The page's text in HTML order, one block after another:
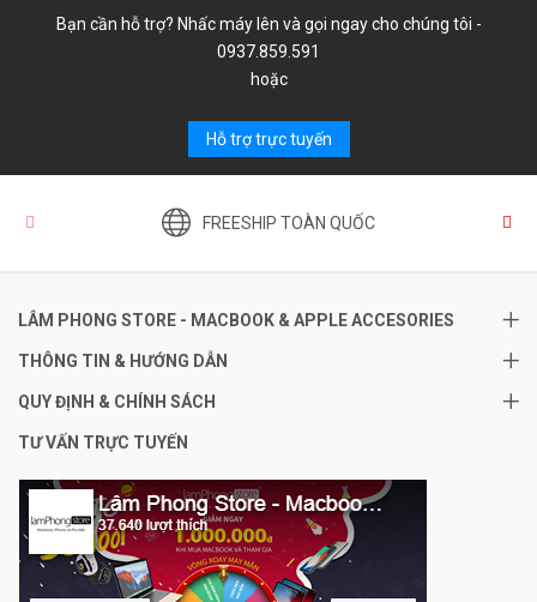
Bạn cần hỗ trợ? Nhấc máy lên và gọi ngay cho chúng tôi -
0937.859.591
hoặc
Hỗ trợ trực tuyến
FREESHIP TOÀN QUỐC
LÂM PHONG STORE - MACBOOK & APPLE ACCESORIES
THÔNG TIN & HƯỚNG DẪN
QUY ĐỊNH & CHÍNH SÁCH
TƯ VẤN TRỰC TUYẾN